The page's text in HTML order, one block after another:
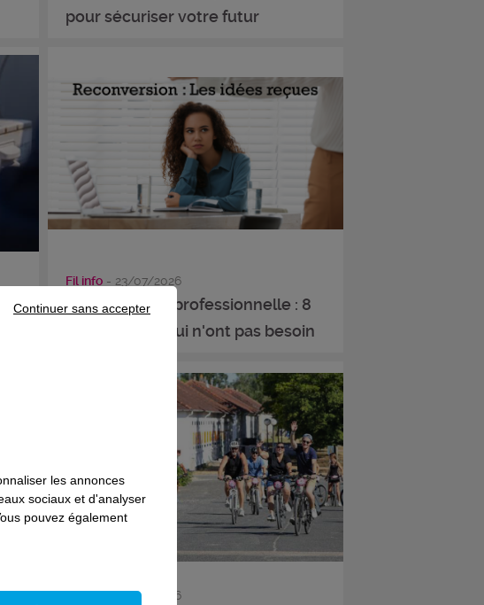
pour sécuriser votre futur
Fil info - 23/07/2026
Reconversion professionnelle : 8
idées reçues qui n'ont pas besoin
Fil info - 22/07/2026
les annonces
sociaux et d'analyser
pouvez également
Continuer sans accepter